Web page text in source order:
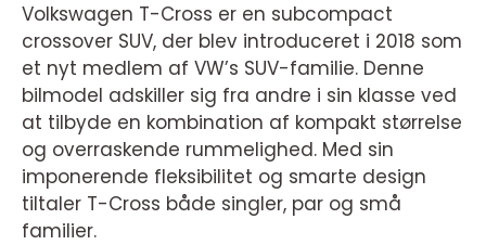
Volkswagen T-Cross er en subcompact
crossover SUV, der blev introduceret i 2018 som
et nyt medlem af VW’s SUV-familie. Denne
bilmodel adskiller sig fra andre i sin klasse ved
at tilbyde en kombination af kompakt størrelse
og overraskende rummelighed. Med sin
imponerende fleksibilitet og smarte design
tiltaler T-Cross både singler, par og små
familier.